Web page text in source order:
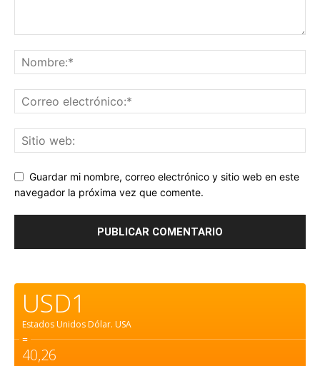
Guardar mi nombre, correo electrónico y sitio web en este
navegador la próxima vez que comente.
USD1
Estados Unidos Dólar. USA
=
40,26